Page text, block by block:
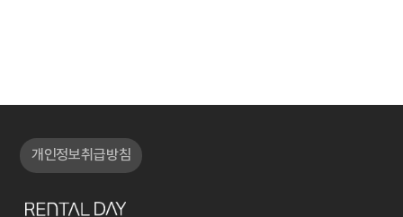
개인정보취급방침